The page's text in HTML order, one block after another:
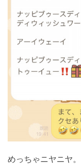
めっちゃニヤニヤ。